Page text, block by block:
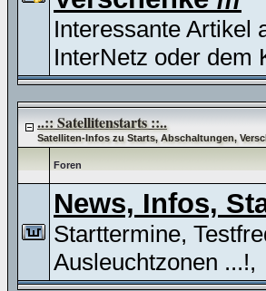
Interessante Artikel
InterNetz oder dem
..:: Satellitenstarts ::..
Satelliten-Infos zu Starts, Abschaltungen,
Foren
News, Infos,
Starttermine,
Ausleuchtzonen ...!,